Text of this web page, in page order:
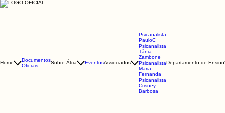
Home
Documentos
Oficiais
Sobre Átria EventosAssociados
Psicanalista
PauloC
Psicanalista
Tânia
Zambone
Psicanalista
Maria
Fernanda
Psicanalista
Crisney
Barbosa
Departamento de Ensino